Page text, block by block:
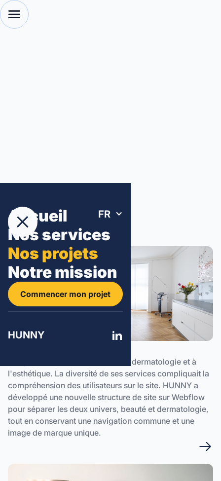
Accueil
Nos services
Nos projets
Notre mission
Commencer mon projet
FR
HUNNY
Skinpulse est un centre dédié à la dermatologie et à
l'esthétique. La diversité de ses services compliquait la
compréhension des utilisateurs sur le site. HUNNY a
développé une nouvelle structure de site sur Webflow
pour séparer les deux univers, beauté et dermatologie,
tout en conservant une navigation commune et une
image de marque unique.